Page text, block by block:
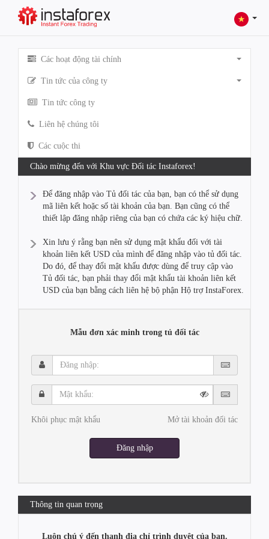
Các hoạt động tài chính
Tin tức của công ty
Tin tức công ty
Liên hệ chúng tôi
Các cuộc thi
Chào mừng đến với Khu vực Đối tác Instaforex!
Để đăng nhập vào Tủ đối tác của bạn, bạn có thể sử dụng
mã liên kết hoặc số tài khoản của bạn. Bạn cũng có thể
thiết lập đăng nhập riêng của bạn có chứa các ký hiệu chữ.
Xin lưu ý rằng bạn nên sử dụng mật khẩu đối với tài
khoản liên kết USD của mình để đăng nhập vào tủ đối tác.
Do đó, để thay đổi mật khẩu được dùng để truy cập vào
Tủ đối tác, bạn phải thay đổi mật khẩu tài khoản liên kết
USD của bạn bằng cách liên hệ bộ phận Hộ trợ InstaForex.
Mẫu đơn xác minh trong tủ đối tác
Đăng
nhập:
Mật
khẩu:
Khôi phục mật khẩu
Mở tài khoản đối tác
Đăng nhập
Thông tin quan trọng
Luôn chú ý đến thanh địa chỉ trình duyệt của bạn.